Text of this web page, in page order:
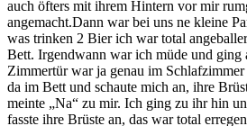
auch öfters mit ihrem Hintern vor mir
angemacht.Dann war bei uns ne kleine
was trinken 2 Bier ich war total
Bett. Irgendwann war ich müde und ging
Zimmertür war ja genau im
da im Bett und schaute mich an, ihre
meinte „Na“ zu mir. Ich ging zu ihr hin
fasste ihre Brüste an, das war total